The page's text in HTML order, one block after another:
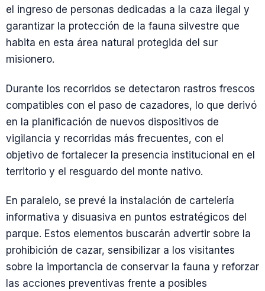
el ingreso de personas dedicadas a la caza ilegal y
garantizar la protección de la fauna silvestre que
habita en esta área natural protegida del sur
misionero.
Durante los recorridos se detectaron rastros frescos
compatibles con el paso de cazadores, lo que derivó
en la planificación de nuevos dispositivos de
vigilancia y recorridas más frecuentes, con el
objetivo de fortalecer la presencia institucional en el
territorio y el resguardo del monte nativo.
En paralelo, se prevé la instalación de cartelería
informativa y disuasiva en puntos estratégicos del
parque. Estos elementos buscarán advertir sobre la
prohibición de cazar, sensibilizar a los visitantes
sobre la importancia de conservar la fauna y reforzar
las acciones preventivas frente a posibles